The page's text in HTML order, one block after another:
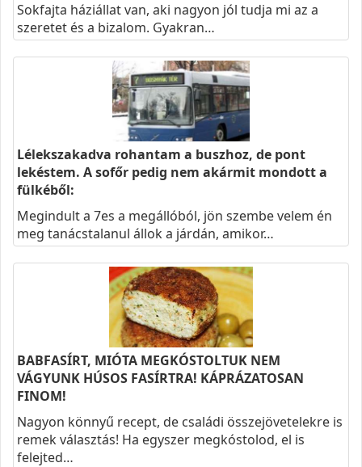
Sokfajta háziállat van, aki nagyon jól tudja mi az a
szeretet és a bizalom. Gyakran…
Lélekszakadva rohantam a buszhoz, de pont
lekéstem. A sofőr pedig nem akármit mondott a
fülkéből:
Megindult a 7es a megállóból, jön szembe velem én
meg tanácstalanul állok a járdán, amikor…
BABFASÍRT, MIÓTA MEGKÓSTOLTUK NEM
VÁGYUNK HÚSOS FASÍRTRA! KÁPRÁZATOSAN
FINOM!
Nagyon könnyű recept, de családi összejövetelekre is
remek választás! Ha egyszer megkóstolod, el is
felejted…